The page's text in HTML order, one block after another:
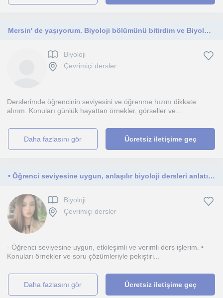
Mersin' de yaşıyorum. Biyoloji bölümünü bitirdim ve Biyolojiyi başta YKS öğrencileri olmak üzere herkese öğretmeyi isterim.
Biyoloji
Çevrimiçi dersler
Derslerimde öğrencinin seviyesini ve öğrenme hızını dikkate
alırım. Konuları günlük hayattan örnekler, görseller ve...
daha fazlasını gör Ücretsiz iletişime geç
• Öğrenci seviyesine uygun, anlaşılır biyoloji dersleri anlatıyorum
Biyoloji
Çevrimiçi dersler
- Öğrenci seviyesine uygun, etkileşimli ve verimli ders işlerim. •
Konuları örnekler ve soru çözümleriyle pekiştiri...
daha fazlasını gör Ücretsiz iletişime geç